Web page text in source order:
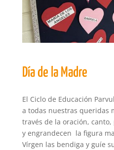
Día de la Madre
El Ciclo de Educación
a todas nuestras queridas
través de la oración,
y engrandecen la figura
Vírgen las bendiga y guíe